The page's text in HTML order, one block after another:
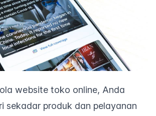
website toko online, Anda
sekadar produk dan pelayanan